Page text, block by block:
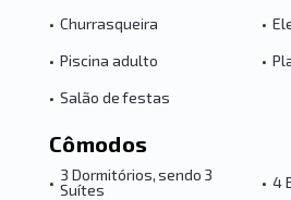
• Churrasqueira •
• Piscina adulto •
• Salão de festas
Cômodos
• 3 Dormitórios, sendo 3
Suítes
• 4